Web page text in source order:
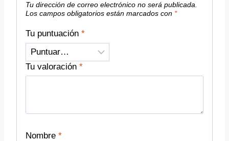
Tu dirección de correo electrónico no será publicada.
Los campos obligatorios están marcados con *
Tu puntuación *
Tu valoración *
Nombre *